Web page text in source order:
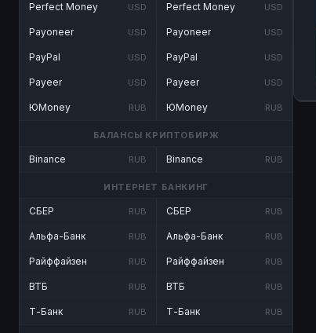
Perfect Money USD
Payoneer USD
PayPal USD
Payeer USD
ЮMoney RUB
Perfect Money USD
Payoneer USD
PayPal USD
Payeer USD
ЮMoney RUB
БАЛАНСЫ КРИПТОБИРЖ
Binance RUB Binance RUB
ИНТЕРНЕТ БАНКИНГ
СБЕР RUB
Альфа-Банк RUB
Райффайзен RUB
ВТБ RUB
Т-Банк RUB
СБЕР RUB
Альфа-Банк RUB
Райффайзен RUB
ВТБ RUB
Т-Банк RUB